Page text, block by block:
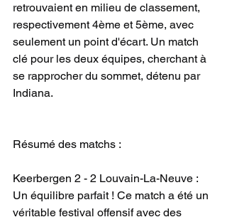
retrouvaient en milieu de classement,
respectivement 4ème et 5ème, avec
seulement un point d'écart. Un match
clé pour les deux équipes, cherchant à
se rapprocher du sommet, détenu par
Indiana.
Résumé des matchs :
Keerbergen 2 - 2 Louvain-La-Neuve :
Un équilibre parfait ! Ce match a été un
véritable festival offensif avec des